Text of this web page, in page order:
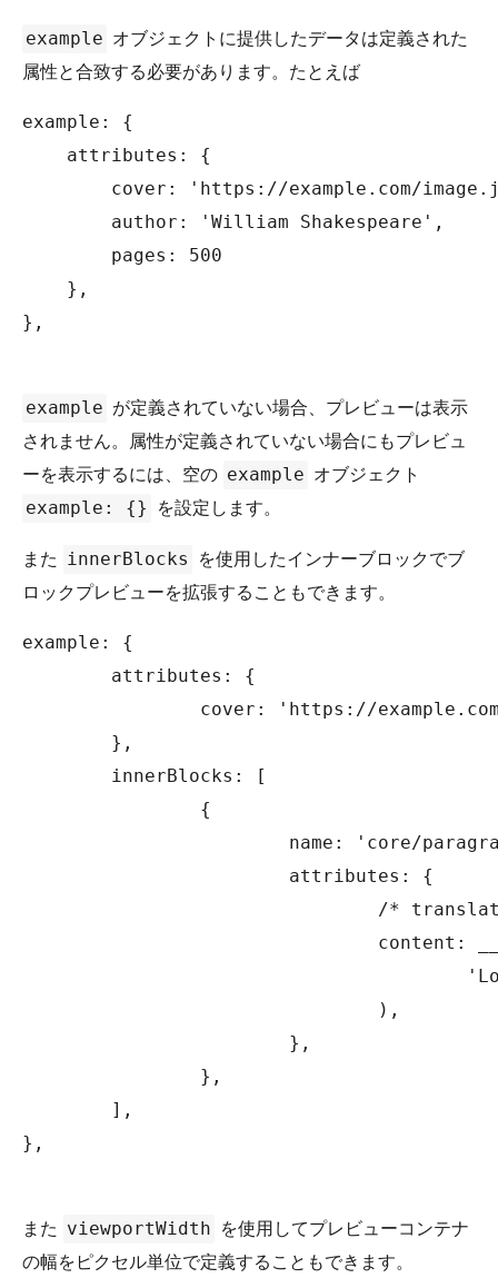
example オブジェクトに提供したデータは定義された
属性と合致する必要があります。たとえば
example: {
    attributes: {
cover: 'https://example.com/
        author: 'William Shakespeare',
        pages: 500
    },
},
example が定義されていない場合、プレビューは表示
されません。属性が定義されていない場合にもプレビュ
ーを表示するには、空の example オブジェクト
example: {} を設定します。
また innerBlocks
を使用したインナーブロックでブ
ロックプレビューを拡張することもできます。
example: {
},
また viewportWidth を使用してプレビューコンテナ
の幅をピクセル単位で定義することもできます。